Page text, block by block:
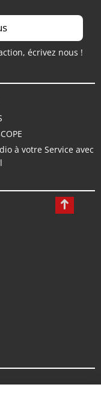
écrivez nous !
à votre Service avec